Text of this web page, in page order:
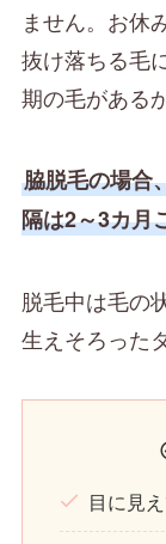
ません。お休
抜け落ちる毛
期の毛がある
脇脱毛の場合
隔は2～3カ月
脱毛中は毛の
生えそろった
目に見